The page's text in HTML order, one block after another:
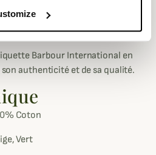
poches plaquées repose-
Barbour International en
son authenticité et de sa qualité.
Coton
Vert